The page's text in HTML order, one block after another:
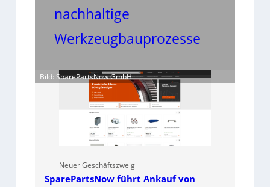
nachhaltige
Werkzeugbauprozesse
Bild: SparePartsNow GmbH
Neuer Geschäftszweig
SparePartsNow führt Ankauf von